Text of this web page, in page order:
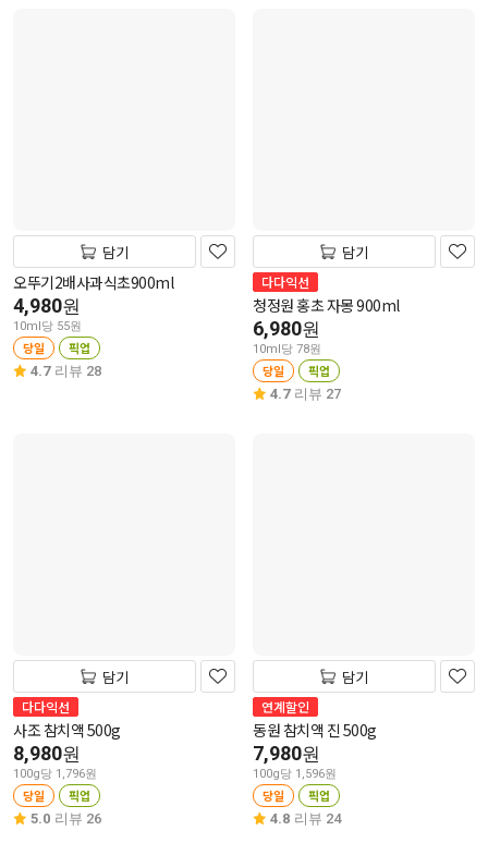
담기
오뚜기2배사과식초900ml
4,980원
10ml당 55원
당일 픽업
4.7 리뷰 28
담기
다다익선
청정원 홍초 자몽 900ml
6,980원
10ml당 78원
당일 픽업
4.7 리뷰 27
담기
다다익선
사조 참치액 500g
8,980원
100g당 1,796원
당일 픽업
5.0 리뷰 26
담기
연계할인
동원 참치액 진 500g
7,980원
100g당 1,596원
당일 픽업
4.8 리뷰 24